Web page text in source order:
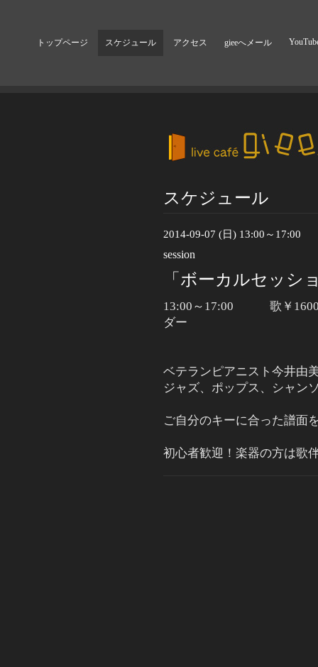
トップページ スケジュール アクセス gieeへメール
スケジュール
2014-09-07 (日) 13:00～17:00
session
「ボーカルセッシ
13:00 ～17:00 歌￥
ダー
ベテランピアニスト今井由
ジャズ、ポップス、シャン
ご自分のキーに合った譜面
初心者歓迎！楽器の方は歌